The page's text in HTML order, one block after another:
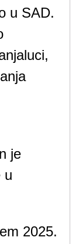
u SAD.
je
u
2025.